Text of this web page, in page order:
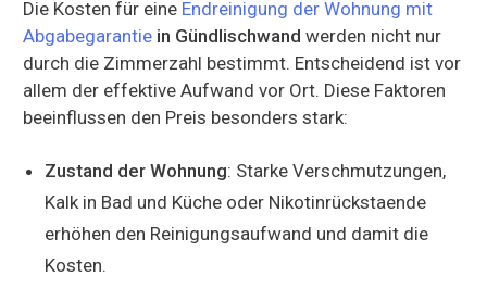
Die Kosten für eine Endreinigung der Wohnung mit
Abgabegarantie in Gündlischwand werden nicht nur
durch die Zimmerzahl bestimmt. Entscheidend ist vor
allem der effektive Aufwand vor Ort. Diese Faktoren
beeinflussen den Preis besonders stark:
Zustand der Wohnung: Starke Verschmutzungen,
Kalk in Bad und Küche oder Nikotinrückstaende
erhöhen den Reinigungsaufwand und damit die
Kosten.